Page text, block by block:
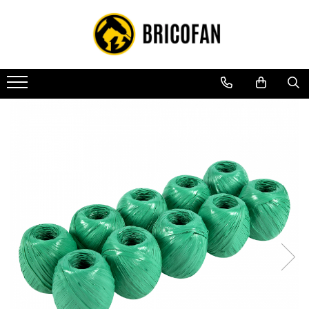
Toate Produsele
Vehicule electrice
Atv
Piese de schimb vehicule electrice
Scutere electrice
Scutere pe benzina
Tricicluri cargo fara permis
Tricicluri persoane
Trotinete electrice